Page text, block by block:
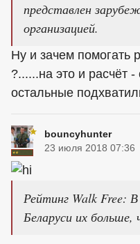
представлен
организацией.
Ну и зачем помогать
?......на это и расчёт
остальные
bouncyhunter
23 июля 2018 07:36
Рейтинг Walk Free:
Беларуси их больше,